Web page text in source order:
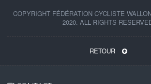
COPYRIGHT FÉDÉRATION CYCLISTE
2020. ALL RIGHTS
RETOUR